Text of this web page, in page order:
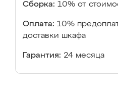
Сборка: 10% от
Оплата: 10%
доставки шкафа
Гарантия: 24 месяца